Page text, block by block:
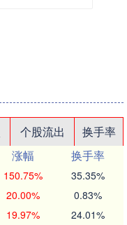
个股流出
换手率
涨幅
换手率
150.75% 35.35%
20.00% 0.83%
19.97% 24.01%